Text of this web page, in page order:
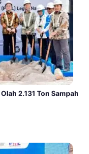
2.131 Ton Sampah